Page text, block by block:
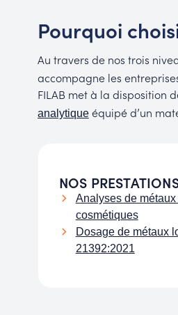
Pourquoi
Au travers de nos trois
accompagne les
FILAB met à la disposition
analytiqueéquipé d’un
NOS
Analyses de
cosmétiques
Dosage de métaux
21392:2021